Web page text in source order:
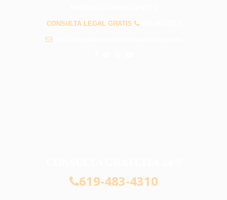
CONSULTA LEGAL GRATIS
619-483-4310